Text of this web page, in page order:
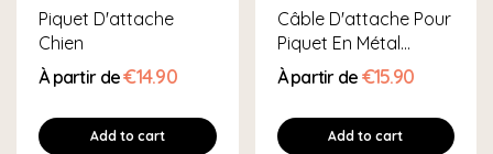
Piquet D'attache
Chien
À partir de€14.90
Add to cart
Câble D'attache Pour
Piquet En Métal
Solide...
À partir de €15.90
Add to cart